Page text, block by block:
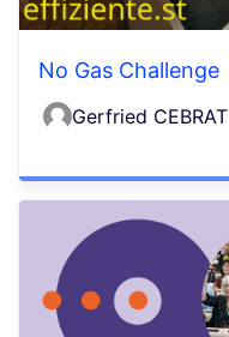
No Gas Challenge
Gerfried CEBRAT